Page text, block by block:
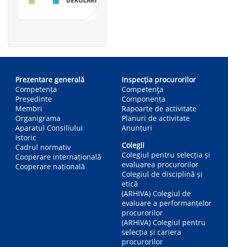
navigation
Prezentare generală
Competența
Președinte
Membri
Organigrama
Aparatul Consiliului
Istoric
Cadrul normativ
Cooperare internațională
Cooperare națională
Inspecția procurorilor
Competenţa
Componența
Rapoarte de activitate
Planuri de activitate
Anunțuri
Colegii
Colegiul pentru selecția și
evaluarea procurorilor
Colegiul de disciplină și
etică
(ARHIVA) Colegiul de
evaluare a performanțelor
procurorilor
(ARHIVA) Colegiul pentru
selecția și cariera
procurorilor